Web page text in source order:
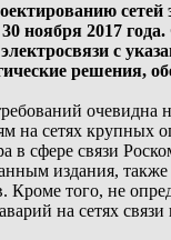
ноября 2017
с
решения,
очевидна
на сетях крупных
в сфере связи
издания,
Кроме того, не
на сетях